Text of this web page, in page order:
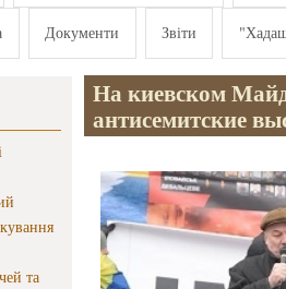
Документи Звіти
та
На киевском
антисемитские